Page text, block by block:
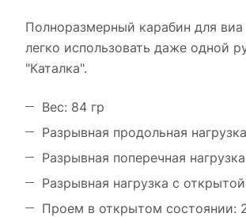
Полноразмерный карабин для
легко использовать даже одной
"Каталка".
Вес: 84 гр
Разрывная продольная
Разрывная поперечная
Разрывная нагрузка с
Проем в открытом состоянии: